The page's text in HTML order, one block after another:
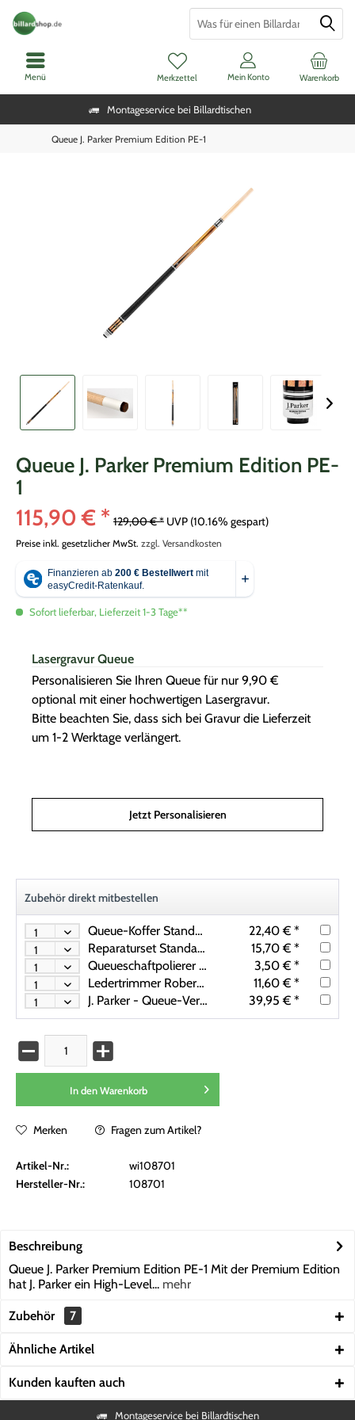
Montageservice bei Billardtischen
Warenkorb
Merkzettel Mein Konto
Menü
Queue J. Parker Premium Edition PE-1
Queue J. Parker Premium Edition PE-
1
115,90 € * 129,00 € * UVP (10.16% gespart)
Preise inkl. gesetzlicher MwSt. zzgl. Versandkosten
Sofort lieferbar, Lieferzeit 1-3 Tage**
Lasergravur Queue
Personalisieren Sie Ihren Queue für nur 9,90 €
optional mit einer hochwertigen Lasergravur.
Bitte beachten Sie, dass sich bei Gravur die Lieferzeit
um 1-2 Werktage verlängert.
Jetzt Personalisieren
Zubehör direkt mitbestellen
Queue-Koffer Standard, für 1 Unterteil /1 Oberteil
22,40 € *
Reparaturset Standard für Klebeleder
15,70 € *
Queueschaftpolierer (Slicker)
3,50 € *
Ledertrimmer Robertson Maxima
11,60 € *
J. Parker - Queue-Verlängerung 20 cm – Carbon Extension für J.Parker Premium PE-1 bis PE-5
39,95 € *
In den Warenkorb
Merken Fragen zum Artikel?
Artikel-Nr.:
wi108701
Hersteller-Nr.:
108701
Beschreibung
Queue J. Parker Premium Edition PE-1 Mit der Premium Edition
hat J. Parker ein High-Level... mehr
Zubehör 7
Ähnliche Artikel
Kunden kauften auch
Montageservice bei Billardtischen